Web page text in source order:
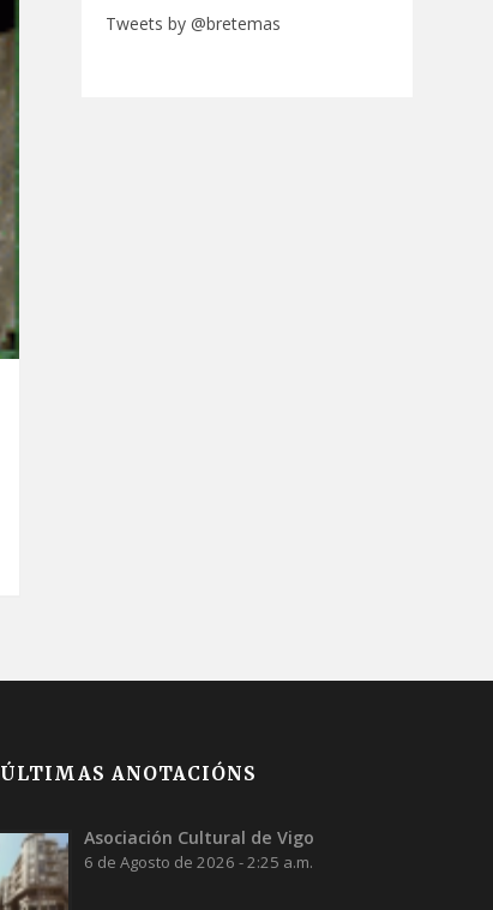
Tweets by @bretemas
ÚLTIMAS ANOTACIÓNS
Asociación Cultural de Vigo
6 de Agosto de 2026 - 2:25 a.m.